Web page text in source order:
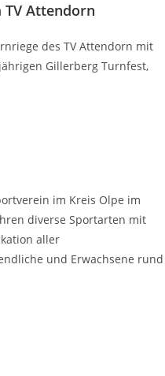
Attendorn
des TV Attendorn mit
Gillerberg Turnfest,
im Kreis Olpe im
diverse Sportarten mit
aller
und Erwachsene rund